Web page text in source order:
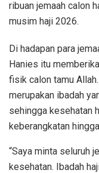
ribuan jemaah calon
musim haji 2026.
Di hadapan para
Hanies itu
fisik calon tamu
merupakan ibadah
sehingga kesehatan
keberangkatan
“Saya minta seluruh
kesehatan. Ibadah